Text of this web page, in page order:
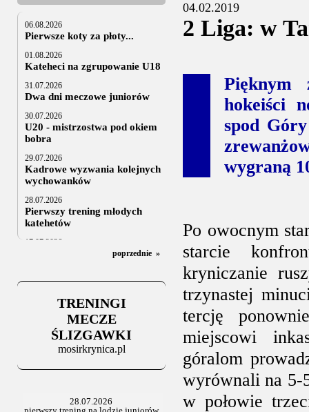
06.08.2026
Pierwsze koty za płoty...
01.08.2026
Kateheci na zgrupowanie U18
31.07.2026
Dwa dni meczowe juniorów
30.07.2026
U20 - mistrzostwa pod okiem
bobra
29.07.2026
Kadrowe wyzwania kolejnych
wychowanków
28.07.2026
Pierwszy trening młodych
katehetów
17.07.2026
U20: z kraju i z zagranicy
Za trzy tygodnie na lód
06.07.2025
Stowarzyszenie po Walnym
poprzednie »
TRENINGI
MECZE
ŚLIZGAWKI
mosirkrynica.pl
04.02.2019
2 Liga: w
Pięknym
hokeiści
spod
wygraną
Po owocnym
starcie
kryniczanie
trzynastej
tercję
miejscowi
góralom
wyrównali na 5-
w połowie